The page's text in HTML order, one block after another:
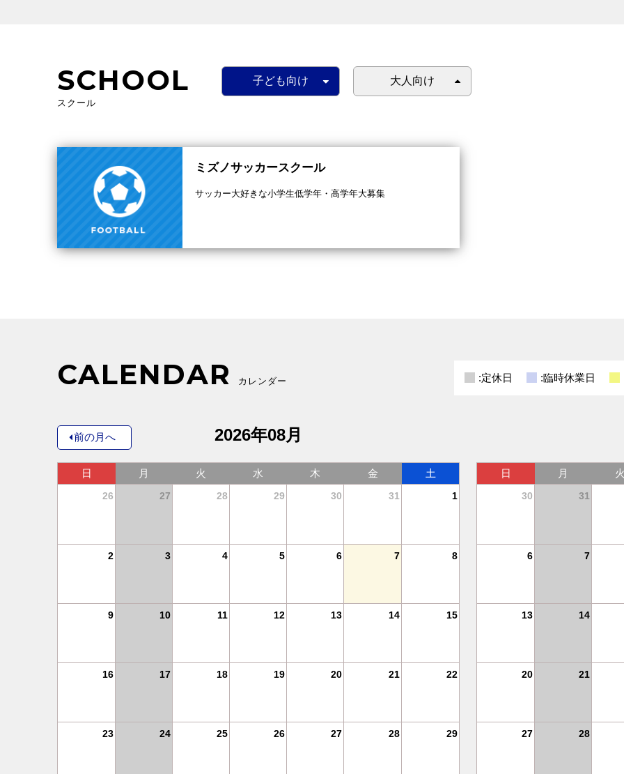
SCHOOL
スクール
子ども向け 大人向け
ミズノサッカースクール
サッカー大好きな小学生低学年・高学年大募集
CALENDAR カレンダー :定休日 :臨時休業日
前の月へ 2026年08月
日 月 火 水 木 金 土
26 27 28 29 30 31 1
2 3 4 5 6 7 8
9 10 11 12 13 14 15
16 17 18 19 20 21 22
23 24 25 26 27 28 29
日 月
30 31
6 7
13 14
20 21
27 28